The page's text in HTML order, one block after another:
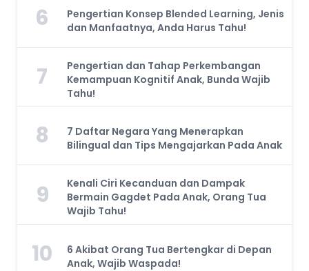
6
Pengertian Konsep Blended Learning, Jenis
dan Manfaatnya, Anda Harus Tahu!
7
Pengertian dan Tahap Perkembangan
Kemampuan Kognitif Anak, Bunda Wajib
Tahu!
8
7 Daftar Negara Yang Menerapkan
Bilingual dan Tips Mengajarkan Pada Anak
9
Kenali Ciri Kecanduan dan Dampak
Bermain Gagdet Pada Anak, Orang Tua
Wajib Tahu!
10
6 Akibat Orang Tua Bertengkar di Depan
Anak, Wajib Waspada!